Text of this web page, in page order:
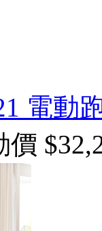
電動
價